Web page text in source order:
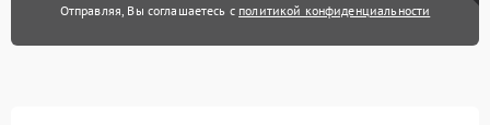
Отправляя, Вы соглашаетесь с политикой конфиденциальности